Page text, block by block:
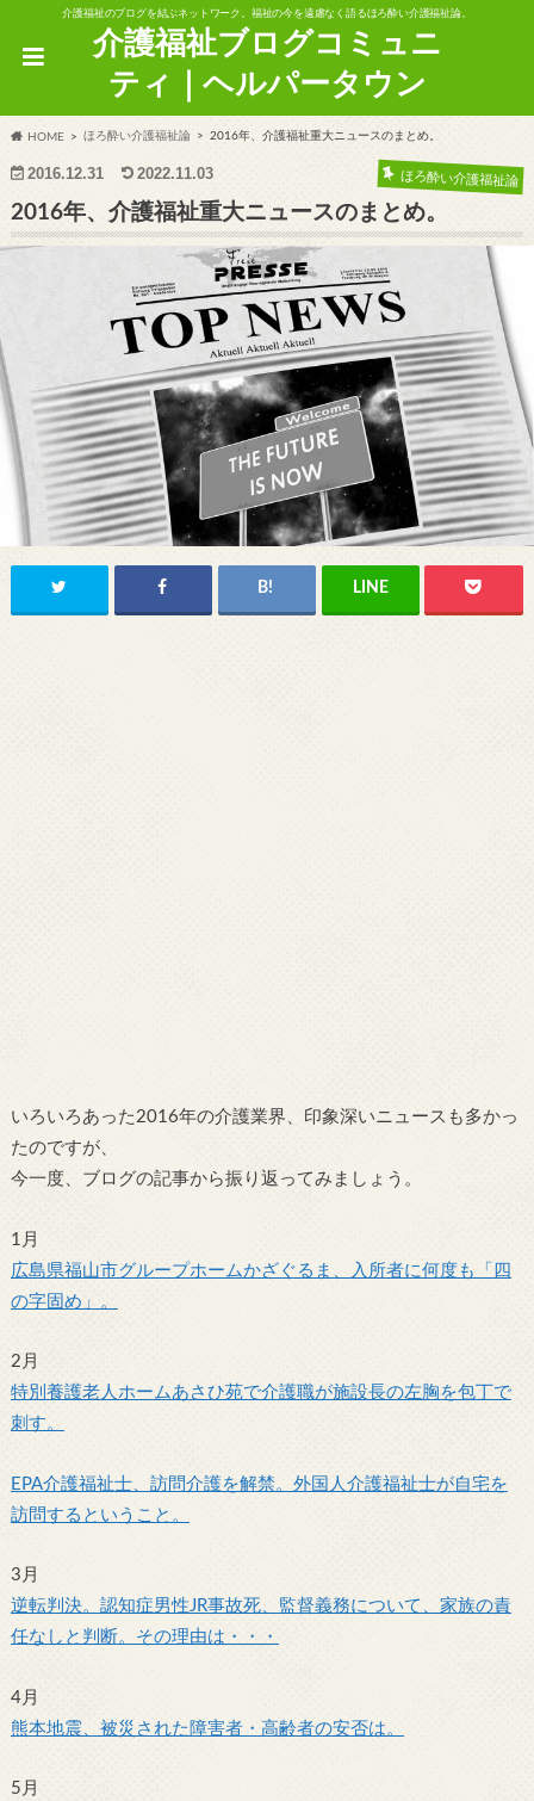
介護福祉のブログを結ぶネットワーク。福祉の今を遠慮なく語るほろ酔い介護福祉論。
介護福祉ブログコミュニ
ティ｜ヘルパータウン
HOME ほろ酔い介護福祉論 2016年、介護福祉重大ニュースのまとめ。
2016.12.31 2022.11.03 ほろ酔い介護福祉論
2016年、介護福祉重大ニュースのまとめ。
いろいろあった2016年の介護業界、印象深いニュースも多かっ
たのですが、
今一度、ブログの記事から振り返ってみましょう。
1月
広島県福山市グループホームかざぐるま、入所者に何度も「四
の字固め」。
2月
特別養護老人ホームあさひ苑で介護職が施設長の左胸を包丁で
刺す。
EPA介護福祉士、訪問介護を解禁。外国人介護福祉士が自宅を
訪問するということ。
3月
逆転判決。認知症男性JR事故死、監督義務について、家族の責
任なしと判断。その理由は・・・
4月
熊本地震、被災された障害者・高齢者の安否は。
5月